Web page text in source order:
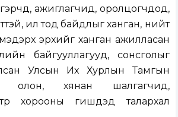
ажиглагчид, оролцогчдод,
ил тод байдлыг ханган, нийт
эрхийг ханган ажилласан
байгууллагууд, сонсголыг
Улсын Их Хурлын Тамгын
олон, хянан шалгагчид,
хорооны гишүүдэд талархал